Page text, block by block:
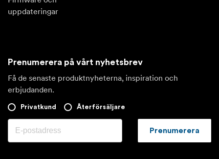
uppdateringar
Prenumerera på vårt nyhetsbrev
Få de senaste produktnyheterna, inspiration och
erbjudanden.
Privatkund Återförsäljare
Prenumerera